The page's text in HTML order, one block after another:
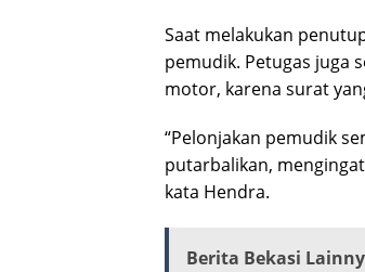
Saat melakukan
pemudik. Petugas juga
motor, karena surat
“Pelonjakan pemudik
putarbalikan,
kata Hendra.
Berita Bekasi